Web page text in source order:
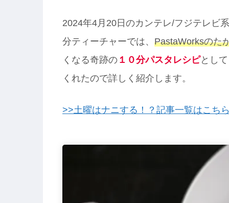
2024年4月20日のカンテレ/フジテレビ
分ティーチャーでは、 PastaWorksのた
くなる奇跡の １０分パスタレシピとして
くれたので詳しく紹介します。
>>土曜はナニする！？記事一覧はこち